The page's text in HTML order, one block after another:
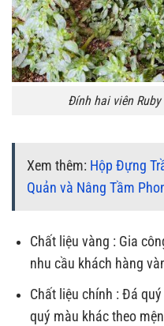
Đính hai viên
Xem thêm: Hộp Đựng
Quản và Nâng Tầm
Chất liệu vàng : Gia
nhu cầu khách hàng
Chất liệu chính : Đá
quý màu khác theo